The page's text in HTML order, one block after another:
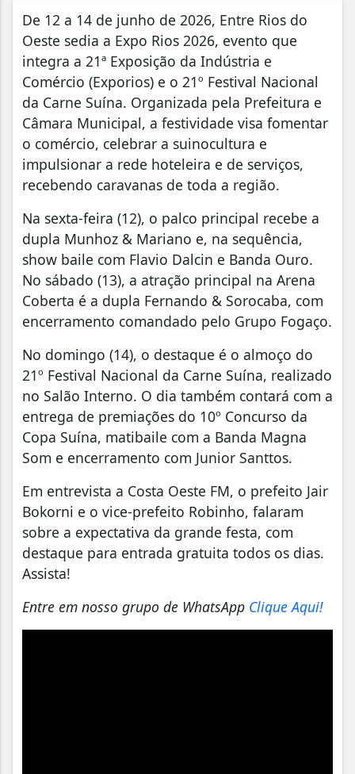
De 12 a 14 de junho de 2026, Entre Rios do
Oeste sedia a Expo Rios 2026, evento que
integra a 21ª Exposição da Indústria e
Comércio (Exporios) e o 21º Festival Nacional
da Carne Suína. Organizada pela Prefeitura e
Câmara Municipal, a festividade visa fomentar
o comércio, celebrar a suinocultura e
impulsionar a rede hoteleira e de serviços,
recebendo caravanas de toda a região.
Na sexta-feira (12), o palco principal recebe a
dupla Munhoz & Mariano e, na sequência,
show baile com Flavio Dalcin e Banda Ouro.
No sábado (13), a atração principal na Arena
Coberta é a dupla Fernando & Sorocaba, com
encerramento comandado pelo Grupo Fogaço.
No domingo (14), o destaque é o almoço do
21º Festival Nacional da Carne Suína, realizado
no Salão Interno. O dia também contará com a
entrega de premiações do 10º Concurso da
Copa Suína, matibaile com a Banda Magna
Som e encerramento com Junior Santtos.
Em entrevista a Costa Oeste FM, o prefeito Jair
Bokorni e o vice-prefeito Robinho, falaram
sobre a expectativa da grande festa, com
destaque para entrada gratuita todos os dias.
Assista!
Entre em nosso grupo de WhatsApp Clique Aqui!